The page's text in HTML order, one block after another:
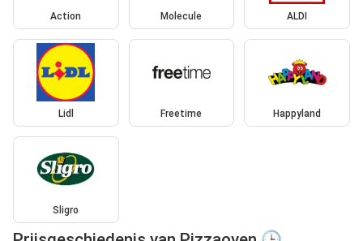
Action Molecule ALDI
Lidl Freetime Happyland
Sligro